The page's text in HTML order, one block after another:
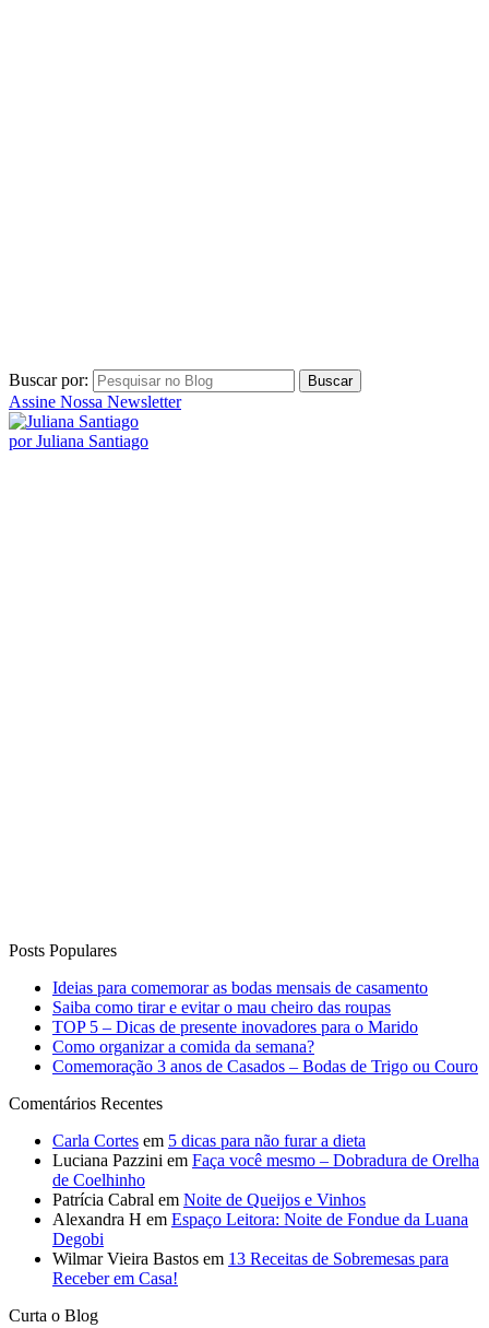
Buscar por:
Assine Nossa Newsletter
por Juliana Santiago
Posts Populares
Ideias para comemorar as bodas mensais de casamento
Saiba como tirar e evitar o mau cheiro das roupas
TOP 5 – Dicas de presente inovadores para o Marido
Como organizar a comida da semana?
Comemoração 3 anos de Casados – Bodas de Trigo ou Couro
Comentários Recentes
Carla Cortes em 5 dicas para não furar a dieta
Luciana Pazzini em Faça você mesmo – Dobradura de Orelha
de Coelhinho
Patrícia Cabral em Noite de Queijos e Vinhos
Alexandra H em Espaço Leitora: Noite de Fondue da Luana
Degobi
Wilmar Vieira Bastos em 13 Receitas de Sobremesas para
Receber em Casa!
Curta o Blog